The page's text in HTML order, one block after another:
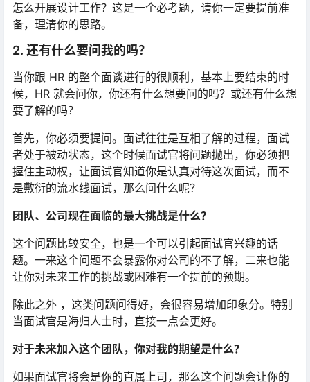
怎么开展设计工作？这是一个必考题，请你一定要提前准
备，理清你的思路。
2. 还有什么要问我的吗？
当你跟 HR 的整个面谈进行的很顺利，基本上要结束的时
候，HR 就会问你，你还有什么想要问的吗？或还有什么想
要了解的吗？
首先，你必须要提问。面试往往是互相了解的过程，面试
者处于被动状态，这个时候面试官将问题抛出，你必须把
握住主动权，让面试官知道你是认真对待这次面试，而不
是敷衍的流水线面试，那么问什么呢？
团队、公司现在面临的最大挑战是什么？
这个问题比较安全，也是一个可以引起面试官兴趣的话
题。一来这个问题不会暴露你对公司的不了解，二来也能
让你对未来工作的挑战或困难有一个提前的预期。
除此之外 ，这类问题问得好，会很容易增加印象分。特别
当面试官是海归人士时，直接一点会更好。
对于未来加入这个团队，你对我的期望是什么？
如果面试官将会是你的直属上司，那么这个问题会让你的